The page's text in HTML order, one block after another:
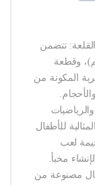
تتضمن
38.0 سم) 36 كرة (القطر 5.0 سم)، وقطعة
المكونة من
للأطفال
لعب
مخبأ.
مصنوعة من